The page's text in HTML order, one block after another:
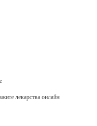
лекарства онлайн